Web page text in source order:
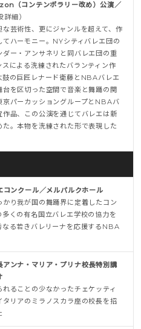
コンテンポラリー改め）公演／
詳細）
芸術性、更にジャンルを超えて、作
ハーモニー。NYシティバレエ団の
ー・アンサネリと同バレエ団の重
による洗練されたバランティン作
鼓の巨匠レナード衛藤とNBAバレエ
台を区切った空間で音楽と舞踊の関
京パーカッショングループとNBAバ
作品、この公演を通じてバレエは新
た。本物を洗練された形で表現した
ンクール／メルパルクホール
り我が国の舞踊界に定着したコン
くの有名国立バレエ学校の協力を
なる若きバレリーナを応援するNBA
アンナ・マリア・プリナ校長特別講
ることの少なかったチェケッティ
タリアのミラノスカラ座の校長を招